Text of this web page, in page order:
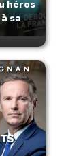
héros
sa